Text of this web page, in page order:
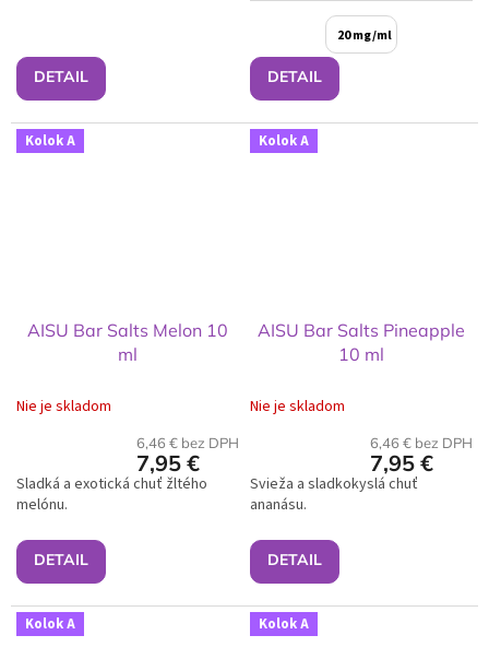
DETAIL DETAIL
20 mg/ml
Kolok A
AISU Bar Salts Melon 10
ml
Nie je skladom
6,46 € bez DPH
7,95 €
DETAIL
Sladká a exotická chuť žltého
melónu.
Kolok A
AISU Bar Salts Pineapple
10 ml
Nie je skladom
6,46 € bez DPH
7,95 €
DETAIL
Svieža a sladkokyslá chuť
ananásu.
Kolok A Kolok A